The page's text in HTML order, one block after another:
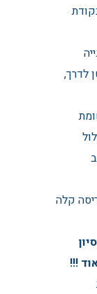
לנקודת
לדרך,
קלה
!!!